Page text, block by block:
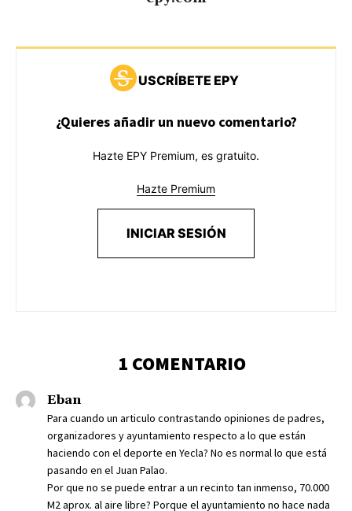
USCRÍBETE EPY
¿Quieres añadir un nuevo comentario?
Hazte EPY Premium, es gratuito.
Hazte Premium
INICIAR SESIÓN
1 COMENTARIO
Eban
Para cuando un articulo contrastando opiniones de padres,
organizadores y ayuntamiento respecto a lo que están
haciendo con el deporte en Yecla? No es normal lo que está
pasando en el Juan Palao.
Por que no se puede entrar a un recinto tan inmenso, 70.000
M2 aprox. al aire libre? Porque el ayuntamiento no hace nada